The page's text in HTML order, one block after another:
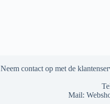
Neem contact op met de
Mail: